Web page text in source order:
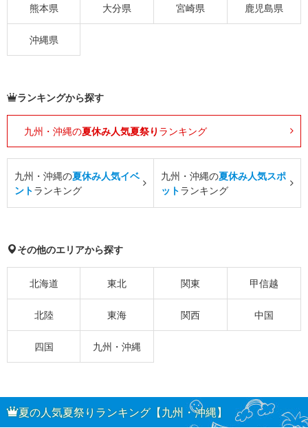
熊本県 大分県 宮崎県 鹿児島県
沖縄県
ランキングから探す
九州・沖縄の夏休み人気夏祭り ランキング
九州・沖縄の夏休み人気イベ
ントランキング
九州・沖縄の夏休み人気スポ
ットランキング
その他のエリアから探す
北海道 東北 関東 甲信越
北陸 東海 関西 中国
四国 九州・沖縄
夏の人気夏祭りランキング【九州・沖縄】